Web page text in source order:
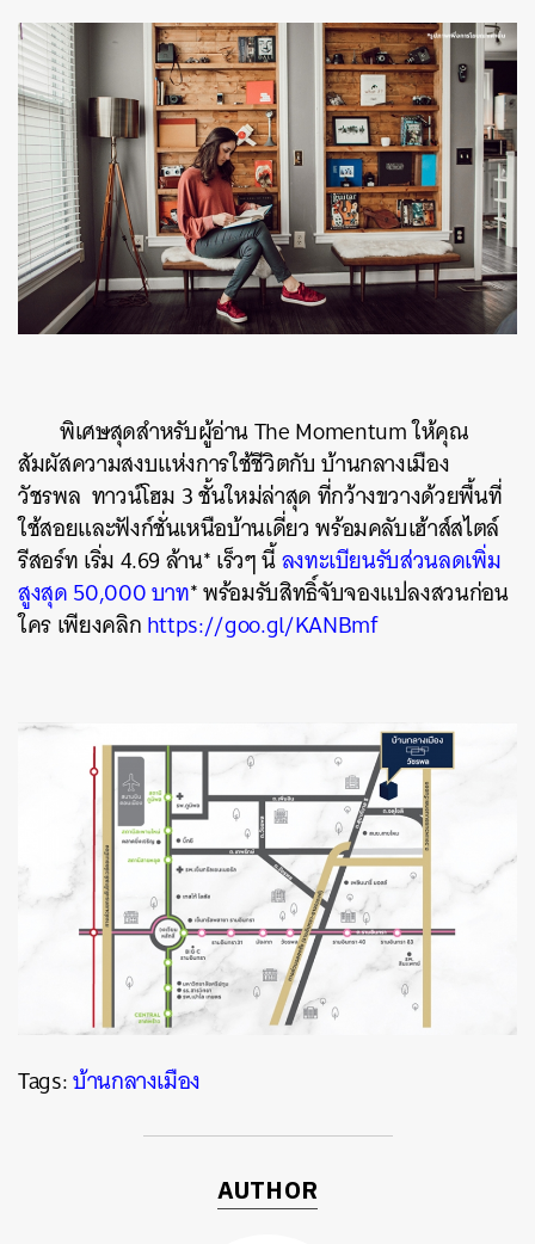
พิเศษสุดสำหรับผู้อ่าน The Momentum ให้คุณ
สัมผัสความสงบแห่งการใช้ชีวิตกับ บ้านกลางเมือง
วัชรพล ทาวน์โฮม 3 ชั้นใหม่ล่าสุดที่กว้างขวางด้วยพื้นที่
ใช้สอยและฟังก์ชั่นเหนือบ้านเดี่ยว พร้อมคลับเฮ้าส์สไตล์
รีสอร์ท เริ่ม 4.69 ล้าน* เร็วๆ นี้ลงทะเบียนรับส่วนลดเพิ่ม
สูงสุด 50,000 บาท*พร้อมรับสิทธิ์จับจองแปลงสวนก่อน
ใคร เพียงคลิกhttps://goo.gl/KANBmf
Tags:บ้านกลางเมือง
AUTHOR